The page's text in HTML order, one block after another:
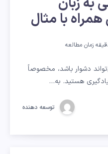
با مثال
زمان مطالعه
دشوار باشد، مخصوصاً
هستید. به…
توسعه دهنده